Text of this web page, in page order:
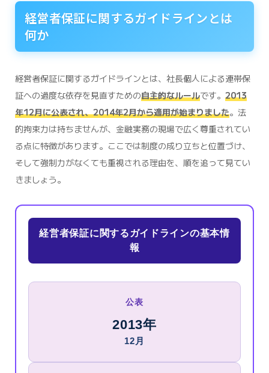
経営者保証に関するガイドラインとは
何か
経営者保証に関するガイドラインとは、社長個人による連帯保
証への過度な依存を見直すための自主的なルールです。 2013
年12月に公表され、2014年2月から適用が始まりました。法
的拘束力は持ちませんが、金融実務の現場で広く尊重されてい
る点に特徴があります。ここでは制度の成り立ちと位置づけ、
そして強制力がなくても重視される理由を、順を追って見てい
きましょう。
経営者保証に関するガイドラインの基本情
報
公表
2013年
12月